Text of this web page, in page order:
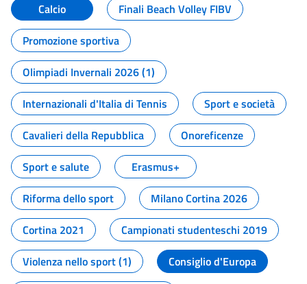
Calcio
Finali Beach Volley FIBV
Promozione sportiva
Olimpiadi Invernali 2026 (1)
Internazionali d'Italia di Tennis
Sport e società
Cavalieri della Repubblica
Onoreficenze
Sport e salute
Erasmus+
Riforma dello sport
Milano Cortina 2026
Cortina 2021
Campionati studenteschi 2019
Violenza nello sport (1)
Consiglio d'Europa